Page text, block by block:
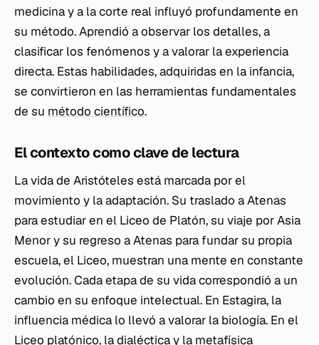
medicina y a la corte real influyó profundamente en
su método. Aprendió a observar los detalles, a
clasificar los fenómenos y a valorar la experiencia
directa. Estas habilidades, adquiridas en la infancia,
se convirtieron en las herramientas fundamentales
de su método científico.
El contexto como clave de lectura
La vida de Aristóteles está marcada por el
movimiento y la adaptación. Su traslado a Atenas
para estudiar en el Liceo de Platón, su viaje por Asia
Menor y su regreso a Atenas para fundar su propia
escuela, el Liceo, muestran una mente en constante
evolución. Cada etapa de su vida correspondió a un
cambio en su enfoque intelectual. En Estagira, la
influencia médica lo llevó a valorar la biología. En el
Liceo platónico, la dialéctica y la metafísica